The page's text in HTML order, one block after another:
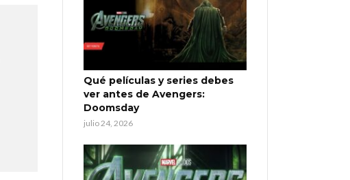
Qué películas y series debes
ver antes de Avengers:
Doomsday
julio 24, 2026